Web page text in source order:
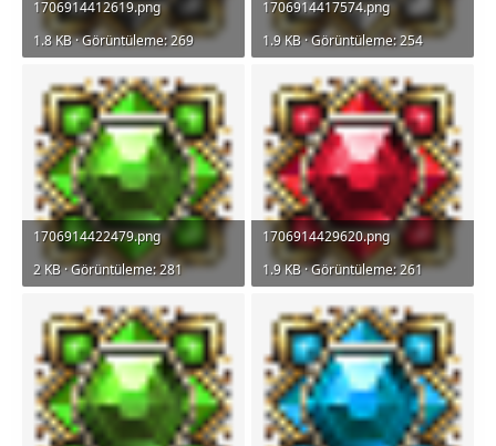
1706914412619.png
1.8 KB · Görüntüleme: 269
1706914417574.png
1.9 KB · Görüntüleme: 254
1706914422479.png
2 KB · Görüntüleme: 281
1706914429620.png
1.9 KB · Görüntüleme: 261